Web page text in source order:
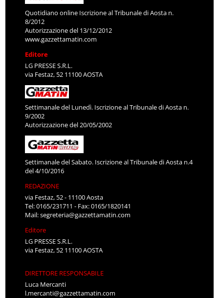
Quotidiano online Iscrizione al Tribunale di Aosta n.
8/2012
Autorizzazione del 13/12/2012
www.gazzettamatin.com
Editore
LG PRESSE S.R.L.
via Festaz, 52 11100 AOSTA
Settimanale del Lunedì. Iscrizione al Tribunale di Aosta n.
9/2002
Autorizzazione del 20/05/2002
Settimanale del Sabato. Iscrizione al Tribunale di Aosta n.4
del 4/10/2016
REDAZIONE
via Festaz, 52 - 11100 Aosta
Tel: 0165/231711 - Fax: 0165/1820141
Mail:segreteria@gazzettamatin.com
Editore
LG PRESSE S.R.L.
via Festaz, 52 11100 AOSTA
DIRETTORE RESPONSABILE
Luca Mercanti
l.mercanti@gazzettamatin.com